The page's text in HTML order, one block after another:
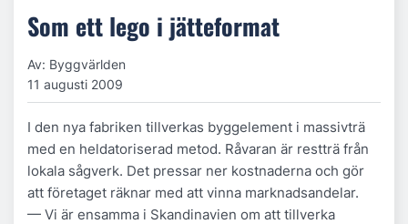
Som ett lego i jätteformat
Av: Byggvärlden
11 augusti 2009
I den nya fabriken tillverkas byggelement i massivträ
med en heldatoriserad metod. Råvaran är restträ från
lokala sågverk. Det pressar ner kostnaderna och gör
att företaget räknar med att vinna marknadsandelar.
— Vi är ensamma i Skandinavien om att tillverka